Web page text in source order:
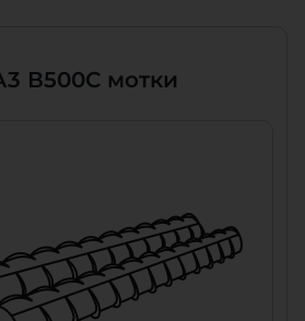
В500С мотки